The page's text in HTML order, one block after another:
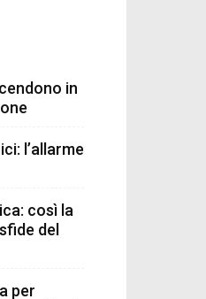
in
l’allarme
così la
del
per